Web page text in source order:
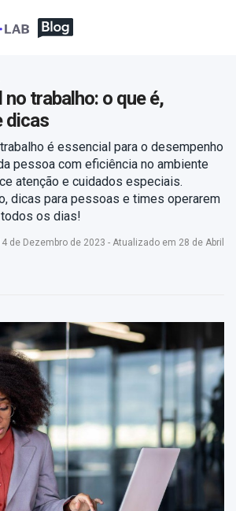
no trabalho: o que é,
dicas
é essencial para o desempenho
pessoa com eficiência no ambiente
atenção e cuidados especiais.
dicas para pessoas e times operarem
os dias!
de Dezembro de 2023 - Atualizado em 28 de Abril